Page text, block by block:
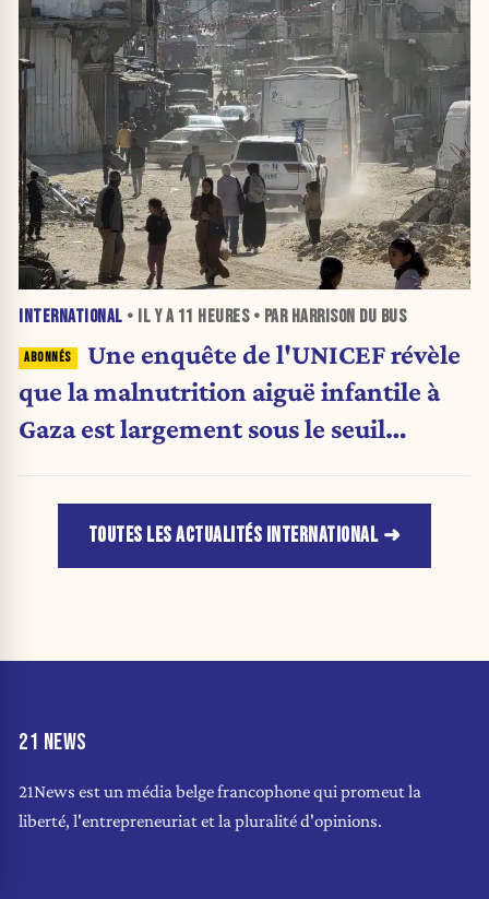
INTERNATIONAL • IL Y A 11 HEURES• PAR HARRISON DU BUS
Une enquête de l'UNICEF révèle
que la malnutrition aiguë infantile à
Gaza est largement sous le seuil
TOUTES LES ACTUALITÉS INTERNATIONAL
21 NEWS
21News est un média belge francophone qui promeut la
liberté, l'entrepreneuriat et la pluralité d'opinions.